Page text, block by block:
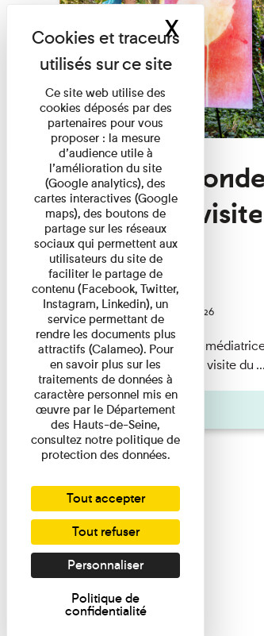
Festival
commun: visite
guidée
Festival
Du 23/08/2026 au 23/08/2026
Accompagnés par une
découvrir à travers une visite du ...
Agenda
Ce site web utilise des
cookies déposés par des
partenaires pour vous
proposer : la mesure
d’audience utile à
l’amélioration du site
(Google analytics), des
cartes interactives (Google
maps), des boutons de
partage sur les réseaux
sociaux qui permettent aux
utilisateurs du site de
faciliter le partage de
contenu (Facebook, Twitter,
Instagram, Linkedin), un
service permettant de
rendre les documents plus
attractifs (Calameo). Pour
en savoir plus sur les
traitements de données à
caractère personnel mis en
œuvre par le Département
des Hauts-de-Seine,
consultez notre politique de
protection des données.
Tout accepter
Tout refuser
Personnaliser
Politique de
confidentialité
X